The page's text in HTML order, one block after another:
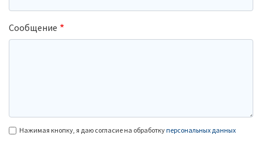
Сообщение
Нажимая кнопку, я даю согласие на обработкуперсональных данных